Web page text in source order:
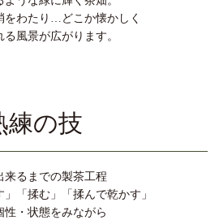
袋や新春お買得商品、この時期だ
こちら
遅延について】
厚く御礼申し上げます。
をわたり…どこか懐かしく
風景が広がります。
練の技
来るまでの製茶工程
」「揉む」「揉んで乾かす」
性・状態をみながら